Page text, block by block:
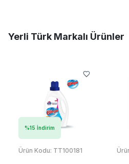
Yerli Türk Markalı Ürünler
%15 İndirim
Ürün Kodu: TT100181